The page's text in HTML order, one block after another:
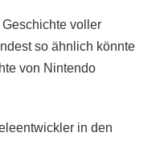
voller
so ähnlich könnte
von Nintendo
in den